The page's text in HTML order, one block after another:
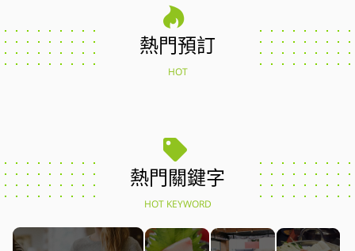
熱門預訂
HOT
熱門關鍵字
HOT KEYWORD